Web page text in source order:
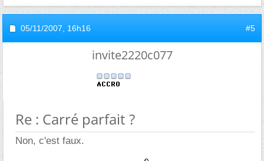
05/11/2007, 16h16 #5
invite2220c077
Re : Carré parfait ?
Non, c'est faux.